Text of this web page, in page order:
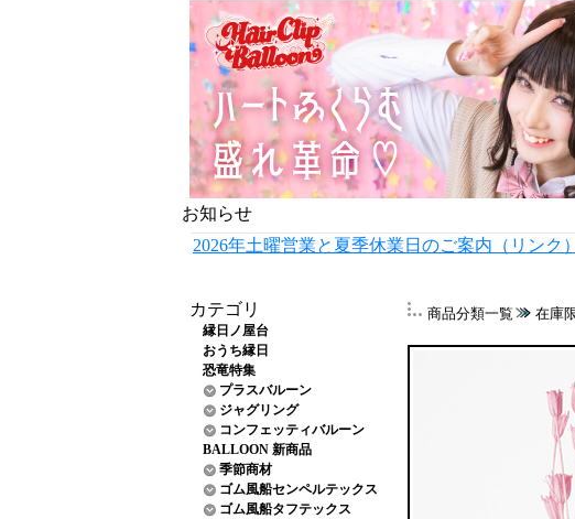
お知らせ
2026年土曜営業と夏季休業日のご案内（リンク）
カテゴリ
縁日ノ屋台
おうち縁日
恐竜特集
プラスバルーン
ジャグリング
コンフェッティバルーン
BALLOON 新商品
季節商材
ゴム風船センペルテックス
ゴム風船タフテックス
商品分類一覧 在庫